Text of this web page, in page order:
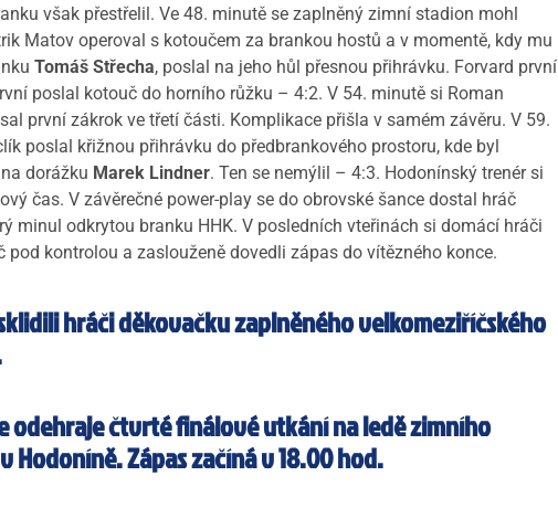
však přestřelil. Ve 48. minutě se zaplněný zimní stadion mohl
Matov operoval s kotoučem za brankou hostů a v momentě, kdy mu
Tomáš Střecha, poslal na jeho hůl přesnou přihrávku. Forvard první
poslal kotouč do horního růžku – 4:2. V 54. minutě si Roman
první zákrok ve třetí části. Komplikace přišla v samém závěru. V 59.
poslal křižnou přihrávku do předbrankového prostoru, kde byl
dorážku Marek Lindner. Ten se nemýlil – 4:3. Hodonínský trenér si
čas. V závěrečné power-play se do obrovské šance dostal hráč
minul odkrytou branku HHK. V posledních vteřinách si domácí hráči
pod kontrolou a zaslouženě dovedli zápas do vítězného konce.
hráči děkovačku zaplněného velkomeziříčského
odehraje čtvrté finálové utkání na ledě zimního
Hodoníně. Zápas začíná v 18.00 hod.